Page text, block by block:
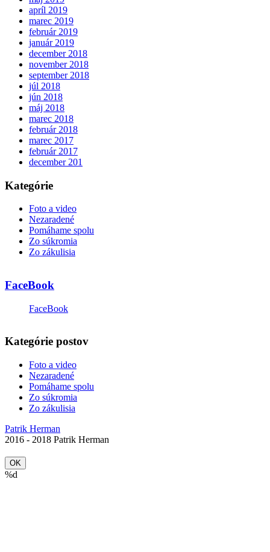
apríl 2019
marec 2019
február 2019
január 2019
december 2018
november 2018
september 2018
júl 2018
jún 2018
máj 2018
marec 2018
február 2018
marec 2017
február 2017
december 201
Kategórie
Foto a video
Nezaradené
Pomáhame spolu
Zo súkromia
Zo zákulisia
FaceBook
FaceBook
Kategórie postov
Foto a video
Nezaradené
Pomáhame spolu
Zo súkromia
Zo zákulisia
Patrik Herman
2016 - 2018 Patrik Herman
OK
%d